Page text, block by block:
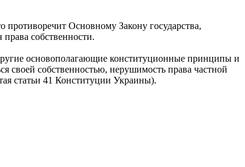
противоречит Основному Закону государства,
собственности.
основополагающие конституционные принципы и
своей собственностью, нерушимость права частной
статьи 41 Конституции Украины).